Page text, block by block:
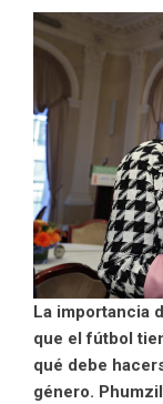
La importancia
que el fútbol
qué debe
género.